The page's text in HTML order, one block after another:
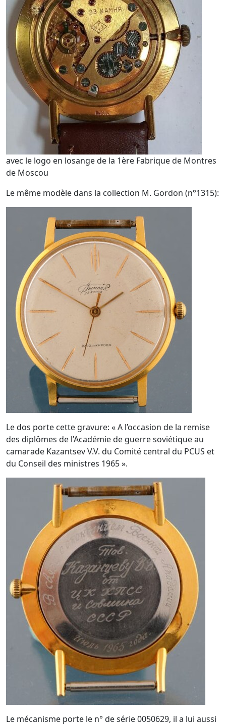
avec le logo en losange de la 1ère Fabrique de Montres
de Moscou
Le même modèle dans la collection M. Gordon (n°1315):
Le dos porte cette gravure: « A l’occasion de la remise
des diplômes de l’Académie de guerre soviétique au
camarade Kazantsev V.V. du Comité central du PCUS et
du Conseil des ministres 1965 ».
Le mécanisme porte le n° de série 0050629, il a lui aussi